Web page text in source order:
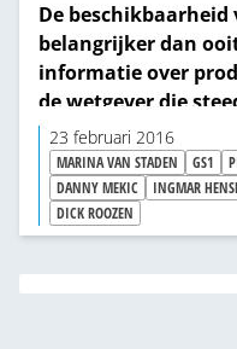
De
belangrijker dan
informatie over
de wetgever die
bijvoorbeeld over
voor onze
relevant willen
informatiestromen
23 februari 2016
MARINA VAN STADEN GS1
DANNY MEKIC
INGMAR
DICK ROOZEN